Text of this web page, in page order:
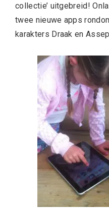
collectie’ uitgebreid!
twee nieuwe apps
karakters Draak en